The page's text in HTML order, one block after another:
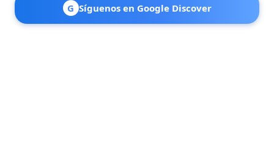
G Síguenos en Google Discover